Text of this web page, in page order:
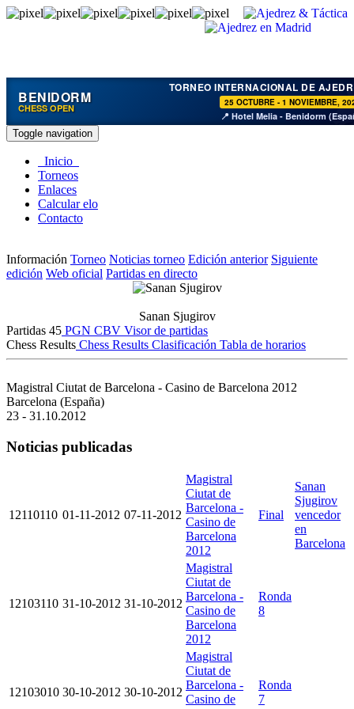
BENIDORM
CHESS OPEN
TORNEO INTERNACIONAL DE
25 OCTUBRE - 1 NOVIEMBRE,
📍 Hotel Melia - Benidorm
Toggle navigation
Inicio
Torneos
Enlaces
Calcular elo
Contacto
Información Torneo Noticias torneo Edición anterior Siguiente
edición Web oficial Partidas en directo
Sanan Sjugirov
Partidas 45 PGN CBV Visor de partidas
Chess Results Chess Results Clasificación Tabla de horarios
Magistral Ciutat de Barcelona - Casino de Barcelona 2012
Barcelona (España)
23 - 31.10.2012
Noticias publicadas
12110110 01-11-2012 07-11-2012
Magistral
Ciutat de
Barcelona -
Casino de
Barcelona
2012
Final
Sanan
Sjugirov
vencedor
en
Barcelona
12103110 31-10-2012 31-10-2012
Magistral
Ciutat de
Barcelona -
Casino de
Barcelona
2012
Ronda
8
12103010 30-10-2012 30-10-2012
Magistral
Ciutat de
Barcelona -
Casino de
Ronda
7